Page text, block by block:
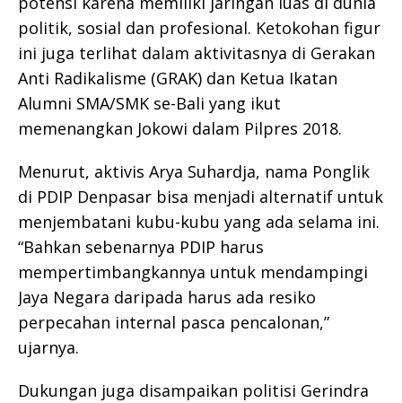
politik, sosial dan profesional. Ketokohan figur
ini juga terlihat dalam aktivitasnya di Gerakan
Anti Radikalisme (GRAK) dan Ketua Ikatan
Alumni SMA/SMK se-Bali yang ikut
memenangkan Jokowi dalam Pilpres 2018.
Menurut, aktivis Arya Suhardja, nama Ponglik
di PDIP Denpasar bisa menjadi alternatif untuk
menjembatani kubu-kubu yang ada selama ini.
“Bahkan sebenarnya PDIP harus
mempertimbangkannya untuk mendampingi
Jaya Negara daripada harus ada resiko
perpecahan internal pasca pencalonan,”
ujarnya.
Dukungan juga disampaikan politisi Gerindra